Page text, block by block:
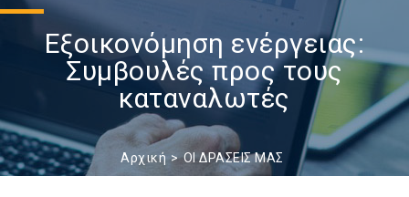
Εξοικονόμηση ενέργειας:
Συμβουλές προς τους
καταναλωτές
Αρχική ΟΙ ΔΡΑΣΕΙΣ ΜΑΣ